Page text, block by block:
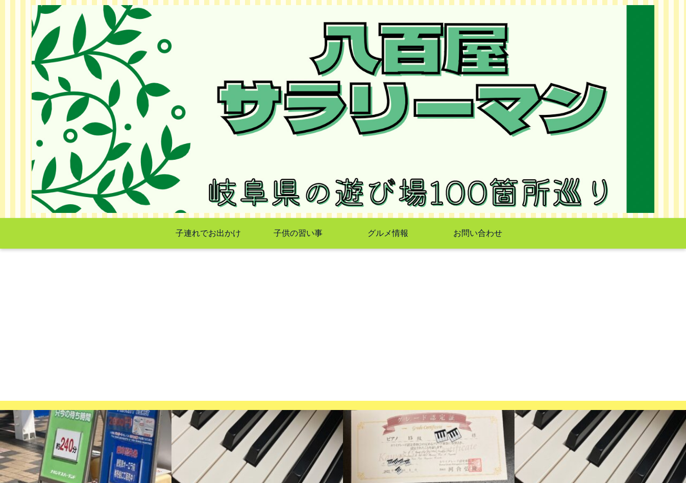
子連れでお出かけ 子供の習い事 グルメ情報 お問い合わせ